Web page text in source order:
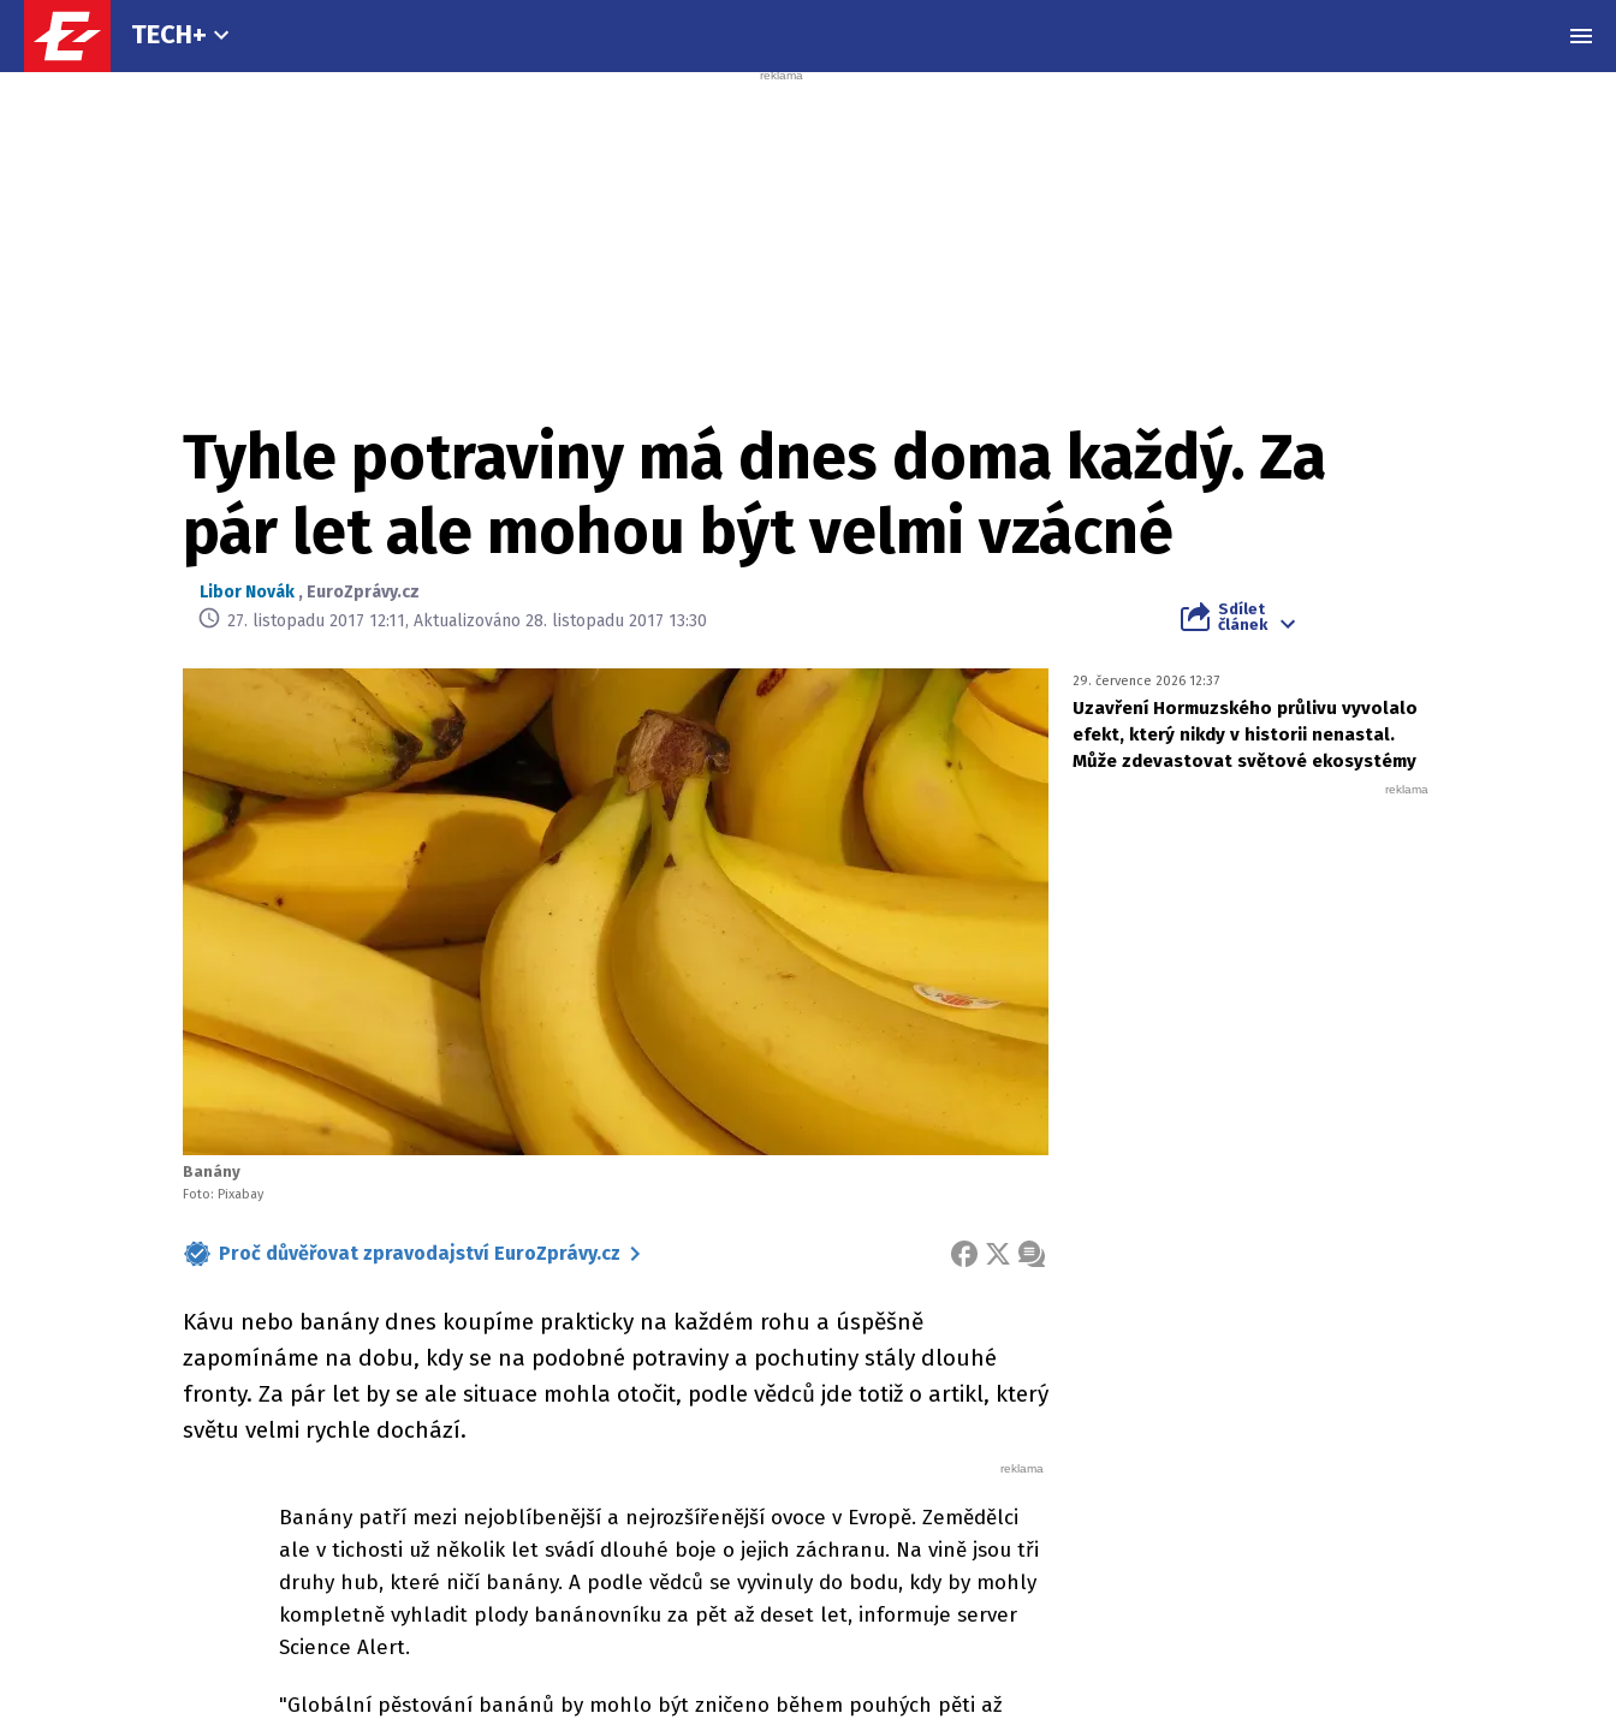
TECH+
Tyhle potraviny má dnes doma každý. Za
pár let ale mohou být velmi vzácné
Libor Novák , EuroZprávy.cz
27. listopadu 2017 12:11, Aktualizováno 28. listopadu 2017 13:30
Sdílet
článek
Banány
Foto: Pixabay
Proč důvěřovat zpravodajství EuroZprávy.cz FACEBOOK
X ZPRÁVA
Kávu nebo banány dnes koupíme prakticky na každém rohu a úspěšně
zapomínáme na dobu, kdy se na podobné potraviny a pochutiny stály dlouhé
fronty. Za pár let by se ale situace mohla otočit, podle vědců jde totiž o artikl, který
světu velmi rychle dochází.
Banány patří mezi nejoblíbenější a nejrozšířenější ovoce v Evropě. Zemědělci
ale v tichosti už několik let svádí dlouhé boje o jejich záchranu. Na vině jsou tři
druhy hub, které ničí banány. A podle vědců se vyvinuly do bodu, kdy by mohly
kompletně vyhladit plody banánovníku za pět až deset let, informuje server
Science Alert.
"Globální pěstování banánů by mohlo být zničeno během pouhých pěti až
29. července 2026 12:37
Uzavření Hormuzského průlivu vyvolalo
efekt, který nikdy v historii nenastal.
Může zdevastovat světové ekosystémy